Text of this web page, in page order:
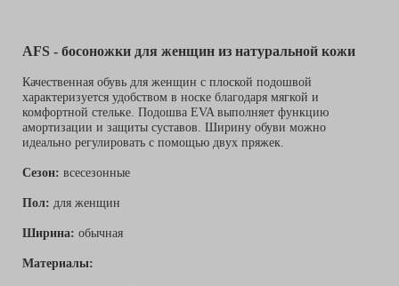
AFS - босоножки для женщин из натуральной кожи
Качественная обувь для женщин с плоской подошвой
характеризуется удобством в носке благодаря мягкой и
комфортной стельке. Подошва EVA выполняет функцию
амортизации и защиты суставов. Ширину обуви можно
идеально регулировать с помощью двух пряжек.
Сезон: всесезонные
Пол: для женщин
Ширина: обычная
Материалы: